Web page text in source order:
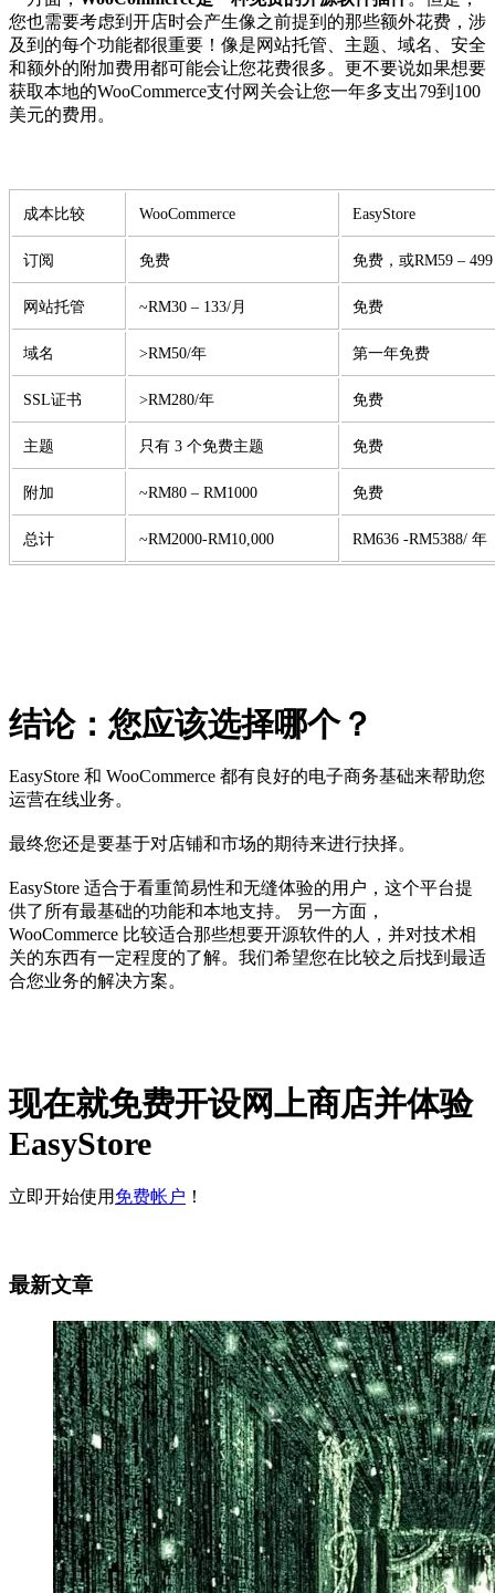
您也需要考虑到开店时会产生像之前提到的那些额外花费，涉
及到的每个功能都很重要！像是网站托管、主题、域名、安全
和额外的附加费用都可能会让您花费很多。更不要说如果想要
获取本地的WooCommerce支付网关会让您一年多支出79到100
美元的费用。
成本比较 WooCommerce EasyStore
订阅 免费 免费，或RM59 –
网站托管 ~RM30 – 133/月 免费
域名 >RM50/年 第一年免费
SSL证书 >RM280/年 免费
主题 只有 3 个免费主题 免费
附加 ~RM80 – RM1000 免费
总计 ~RM2000-RM10,000 RM636 -RM5388/ 年
结论：您应该选择哪个？
EasyStore 和 WooCommerce 都有良好的电子商务基础来帮助您
运营在线业务。
最终您还是要基于对店铺和市场的期待来进行抉择。
EasyStore 适合于看重简易性和无缝体验的用户，这个平台提
供了所有最基础的功能和本地支持。 另一方面，
WooCommerce 比较适合那些想要开源软件的人，并对技术相
关的东西有一定程度的了解。我们希望您在比较之后找到最适
合您业务的解决方案。
现在就免费开设网上商店并体验
EasyStore
立即开始使用 免费帐户 ！
最新文章